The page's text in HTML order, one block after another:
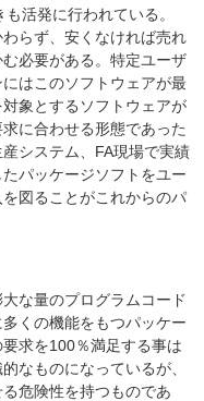
活発に行われている。
らず、安くなければ売れ
必要がある。特定ユーザ
はこのソフトウェアが最
象とするソフトウェアが
に合わせる形態であった
システム、FA現場で実績
パッケージソフトをユー
図ることがこれからのパ
な量のプログラムコード
くの機能をもつパッケー
求を100％満足する事は
なものになっているが、
危険性を持つものであ